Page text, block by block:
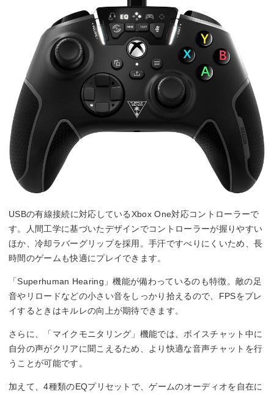
USBの有線接続に対応しているXbox One対応コントローラーで
す。人間工学に基づいたデザインでコントローラーが握りやすい
ほか、冷却ラバーグリップを採用。手汗ですべりにくいため、長
時間のゲームも快適にプレイできます。
「Superhuman Hearing」機能が備わっているのも特徴。敵の足
音やリロードなどの小さい音をしっかり拾えるので、FPSをプレ
イするときはキルレの向上が期待できます。
さらに、「マイクモニタリング」機能では、ボイスチャット中に
自分の声がクリアに聞こえるため、より快適な音声チャットを行
うことが可能です。
加えて、4種類のEQプリセットで、ゲームのオーディオを自在に